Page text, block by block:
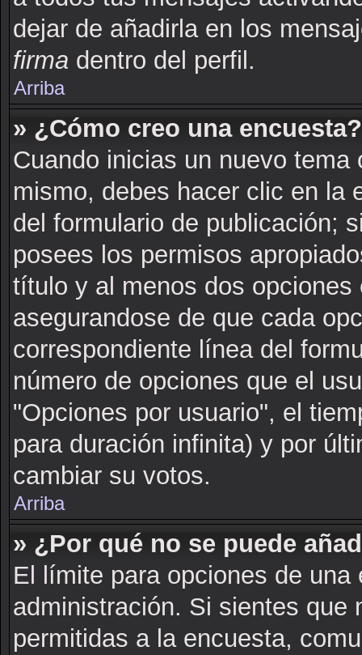
dejar de añadirla en los
firma dentro del perfil.
Arriba
» ¿Cómo creo una encuesta?
Cuando inicias un nuevo
mismo, debes hacer clic en la
del formulario de publicación;
posees los permisos
título y al menos dos opciones
asegurandose de que cada
correspondiente línea del
número de opciones que el
"Opciones por usuario", el
para duración infinita) y por
cambiar su votos.
Arriba
» ¿Por qué no se puede
El límite para opciones de
administración. Si sientes que
permitidas a la encuesta,